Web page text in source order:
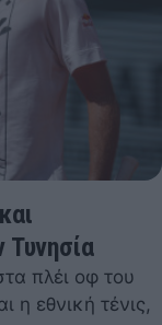
πλέι οφ του
η εθνική τένις,